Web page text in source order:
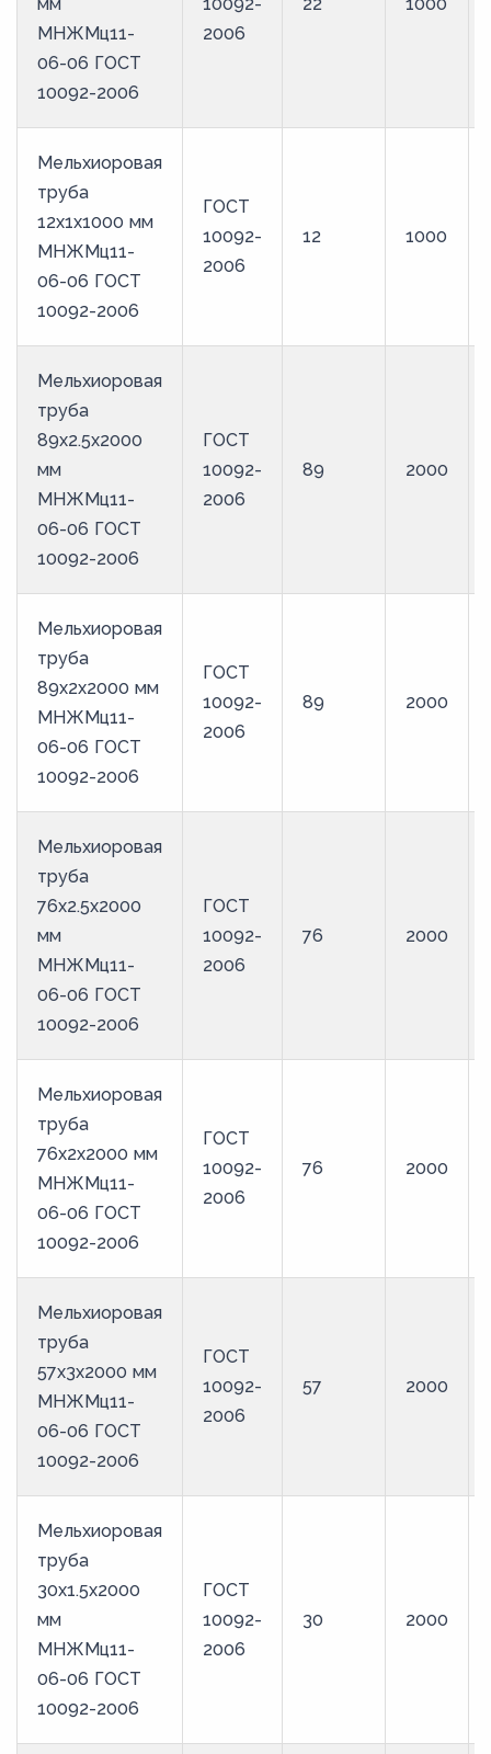
МНЖМц11-
06-06 ГОСТ
10092-2006
2006
Мельхиоровая
труба
12х1х1000 мм
МНЖМц11-
06-06 ГОСТ
10092-2006
ГОСТ
10092-
2006
12 1000
Мельхиоровая
труба
89х2.5х2000
мм
МНЖМц11-
06-06 ГОСТ
10092-2006
ГОСТ
10092-
2006
89 2000
Мельхиоровая
труба
89х2х2000 мм
МНЖМц11-
06-06 ГОСТ
10092-2006
ГОСТ
10092-
2006
89 2000
Мельхиоровая
труба
76х2.5х2000
мм
МНЖМц11-
06-06 ГОСТ
10092-2006
ГОСТ
10092-
2006
76 2000
Мельхиоровая
труба
76х2х2000 мм
МНЖМц11-
06-06 ГОСТ
10092-2006
ГОСТ
10092-
2006
76 2000
Мельхиоровая
труба
57х3х2000 мм
МНЖМц11-
06-06 ГОСТ
10092-2006
ГОСТ
10092-
2006
57 2000
Мельхиоровая
труба
30х1.5х2000
мм
МНЖМц11-
06-06 ГОСТ
10092-2006
ГОСТ
10092-
2006
30 2000